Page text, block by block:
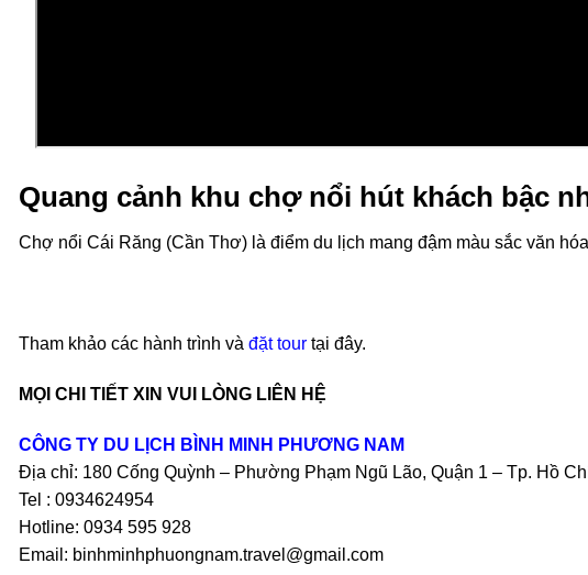
Quang cảnh khu chợ nổi hút khách bậc
Chợ nổi Cái Răng (Cần Thơ) là điểm du lịch mang đậm màu sắc văn
Tham khảo các hành trình và đặt tour tại đây.
MỌI CHI TIẾT XIN VUI LÒNG LIÊN HỆ
CÔNG TY DU LỊCH BÌNH MINH PHƯƠNG NAM
Địa chỉ: 180 Cống Quỳnh – Phường Phạm Ngũ Lão, Quận 1 – Tp. Hồ
Tel : 0934624954
Hotline: 0934 595 928
Email: binhminhphuongnam.travel@gmail.com